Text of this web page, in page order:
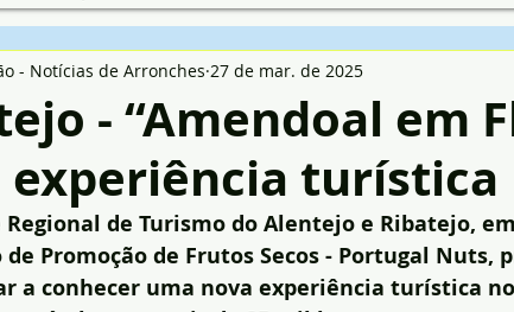
- “Amendoal em
experiência turística
- Notícias de Arronches 27 de mar. de 2025
Regional de Turismo do Alentejo e Ribatejo,
de Promoção de Frutos Secos - Portugal
a conhecer uma nova experiência turística